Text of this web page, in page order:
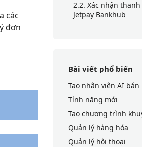
các
đơn
2.2. Xác nhận
Jetpay Bankhub
Bài viết phổ biến
Tạo nhân viên AI bán
Tính năng mới
Tạo chương trình
Quản lý hàng hóa
Quản lý hội thoại